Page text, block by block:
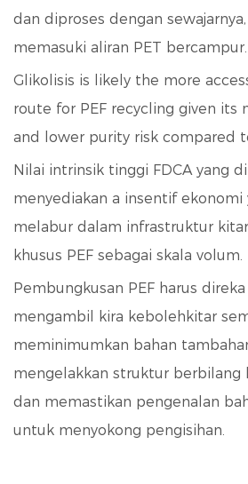
dan diproses dengan
memasuki aliran PET bercampur.
Glikolisis is likely the more
route for PEF recycling given its
and lower purity risk compared
Nilai intrinsik tinggi FDCA yang
menyediakan a insentif ekonomi
melabur dalam infrastruktur
khusus PEF sebagai skala volum.
Pembungkusan PEF harus
mengambil kira kebolehkitar
meminimumkan bahan
mengelakkan struktur berbilang
dan memastikan pengenalan
untuk menyokong pengisihan.